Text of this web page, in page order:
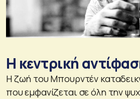
Η κεντρική
Η ζωή του Μπουρντέν
που εμφανίζεται σε όλη την